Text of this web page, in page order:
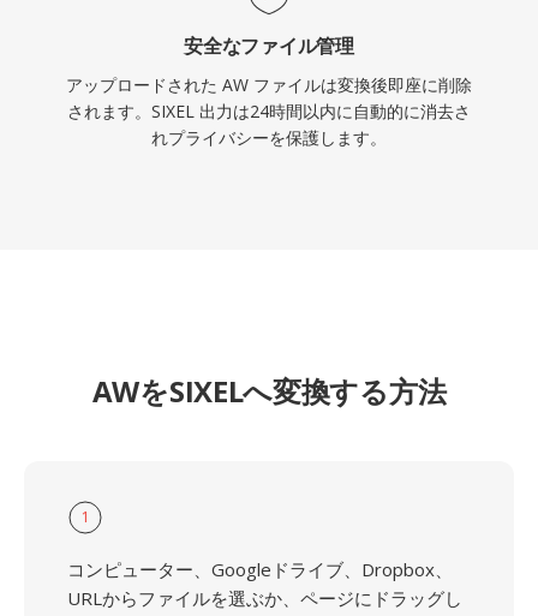
安全なファイル管理
アップロードされた AW ファイルは変換後即座に削除
されます。SIXEL 出力は24時間以内に自動的に消去さ
れプライバシーを保護します。
AWをSIXELへ変換する方法
1
コンピューター、Googleドライブ、Dropbox、
URLからファイルを選ぶか、ページにドラッグし